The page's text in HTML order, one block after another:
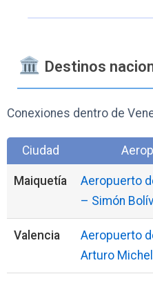
Destinos
Conexiones dentro de
Ciudad
Maiquetía
Aeropuerto
– Simón
Valencia
Aeropuerto
Arturo